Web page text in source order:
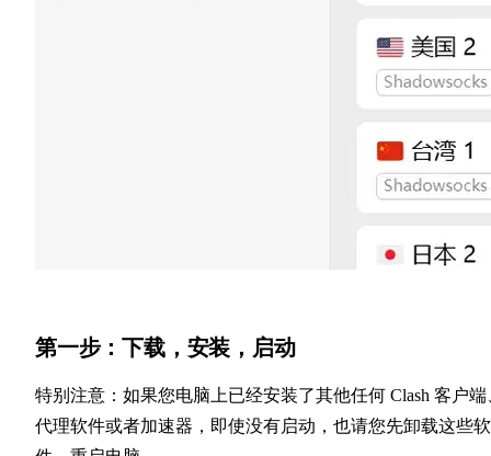
第一步：下载，安装，启动
特别注意：如果您电脑上已经安装了其他任何 Clash 客户端
代理软件或者加速器，即使没有启动，也请您先卸载这些软